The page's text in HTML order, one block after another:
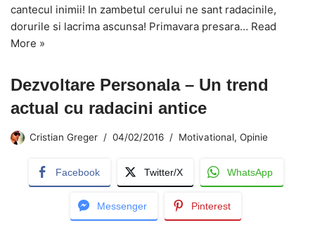
cantecul inimii! In zambetul cerului ne sant radacinile,
dorurile si lacrima ascunsa! Primavara presara… Read
More »
Dezvoltare Personala – Un trend
actual cu radacini antice
Cristian Greger 04/02/2016 Motivational, Opinie
Facebook Twitter/X WhatsApp
Messenger Pinterest